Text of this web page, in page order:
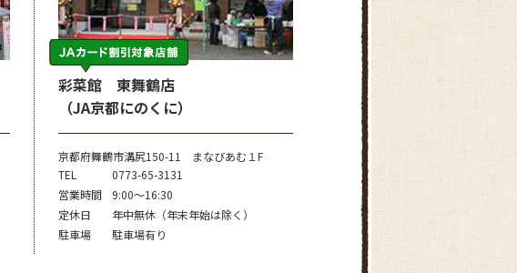
彩菜館 東舞鶴店
（JA京都にのくに）
京都府舞鶴市溝尻150-11 まなびあむ１F
TEL
0773-65-3131
営業時間
9:00～16:30
定休日
年中無休（年末年始は除く）
駐車場
駐車場有り